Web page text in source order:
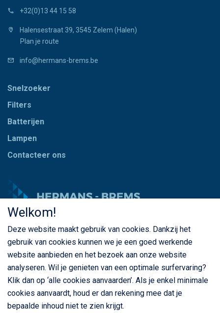
+32(0)13 44 15 58
Halensestraat 39, 3545 Zelem (Halen)
Plan je route
info@hermans-brems.be
Snelzoeker
Filters
Batterijen
Lampen
Contacteer ons
© Copyright Hermans - Brems 2026. Alle rechten
voorbehouden
Privacybeleid Algemene voorwaarden
Welkom!
Deze website maakt gebruik van cookies. Dankzij het
gebruik van cookies kunnen we je een goed werkende
website aanbieden en het bezoek aan onze website
analyseren. Wil je genieten van een optimale surfervaring?
Klik dan op ‘alle cookies aanvaarden’. Als je enkel minimale
cookies aanvaardt, houd er dan rekening mee dat je
bepaalde inhoud niet te zien krijgt.